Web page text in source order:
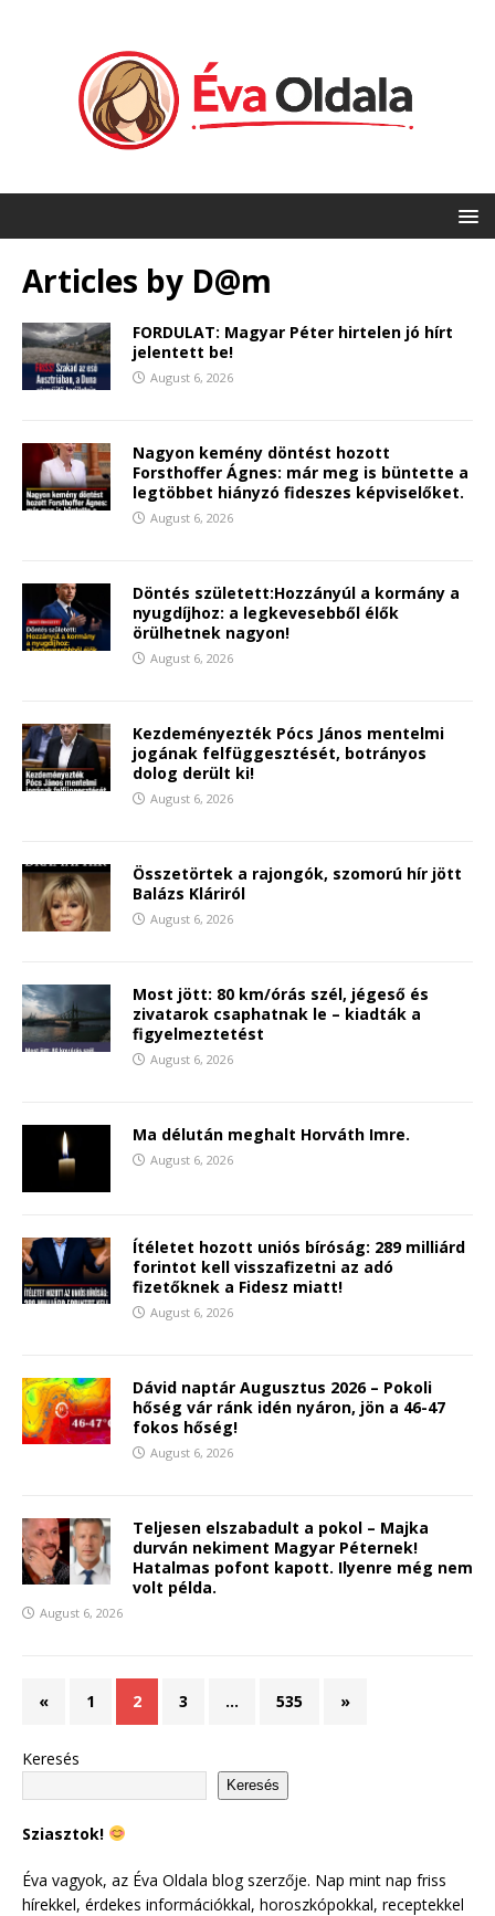
Articles by D@m
FORDULAT: Magyar Péter hirtelen jó hírt
jelentett be!
August 6, 2026
Nagyon kemény döntést hozott
Forsthoffer Ágnes: már meg is büntette a
legtöbbet hiányzó fideszes képviselőket.
August 6, 2026
Döntés született:Hozzányúl a kormány a
nyugdíjhoz: a legkevesebből élők
örülhetnek nagyon!
August 6, 2026
Kezdeményezték Pócs János mentelmi
jogának felfüggesztését, botrányos
dolog derült ki!
August 6, 2026
Összetörtek a rajongók, szomorú hír jött
Balázs Kláriról
August 6, 2026
Most jött: 80 km/órás szél, jégeső és
zivatarok csaphatnak le – kiadták a
figyelmeztetést
August 6, 2026
Ma délután meghalt Horváth Imre.
August 6, 2026
Ítéletet hozott uniós bíróság: 289 milliárd
forintot kell visszafizetni az adó
fizetőknek a Fidesz miatt!
August 6, 2026
Dávid naptár Augusztus 2026 – Pokoli
hőség vár ránk idén nyáron, jön a 46-47
fokos hőség!
August 6, 2026
Teljesen elszabadult a pokol – Majka
durván nekiment Magyar Péternek!
Hatalmas pofont kapott. Ilyenre még nem
volt példa.
August 6, 2026
« 1 2 3 … 535 »
Keresés
Keresés
Sziasztok!
Éva vagyok, az Éva Oldala blog szerzője. Nap mint nap friss
hírekkel, érdekes információkkal, horoszkópokkal, receptekkel